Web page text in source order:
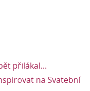
přilákal…
na Svatební